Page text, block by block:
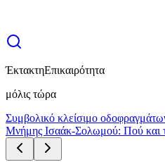
ΈκτακτηΕπικαιρότητα
μόλις τώρα
Συμβολικό κλείσιμο
Μνήμης Ισαάκ-Σολωμού: Πού και